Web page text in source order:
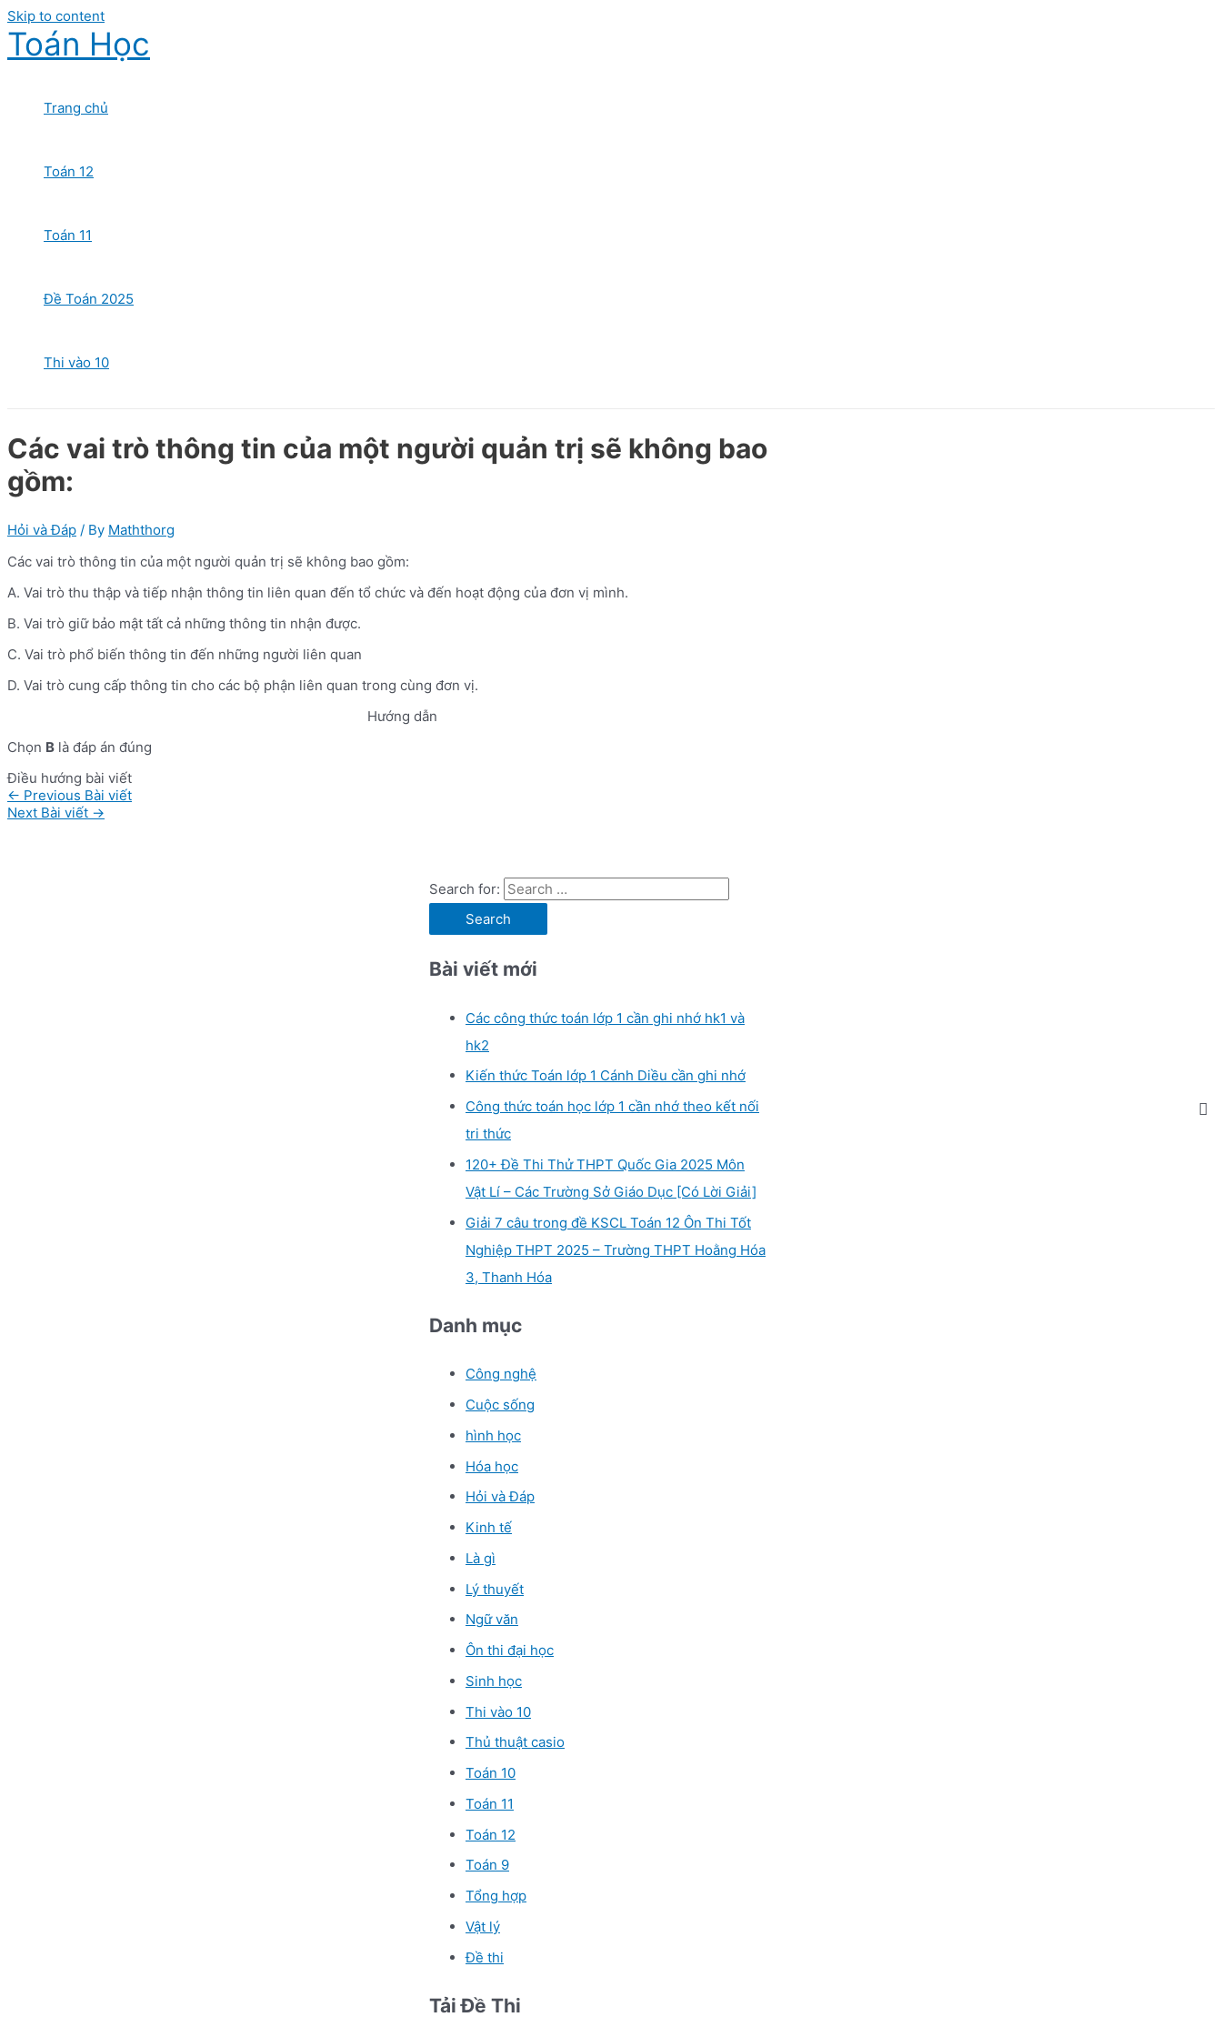
Skip to content
Toán Học
Trang chủ
Toán 12
Toán 11
Đề Toán 2025
Thi vào 10
Các vai trò thông tin của một người quản trị sẽ không bao
gồm:
Hỏi và Đáp / By Maththorg
Các vai trò thông tin của một người quản trị sẽ không bao gồm:
A. Vai trò thu thập và tiếp nhận thông tin liên quan đến tổ chức và đến hoạt động của đơn vị mình.
B. Vai trò giữ bảo mật tất cả những thông tin nhận được.
C. Vai trò phổ biến thông tin đến những người liên quan
D. Vai trò cung cấp thông tin cho các bộ phận liên quan trong cùng đơn vị.
Hướng dẫn
Chọn B là đáp án đúng
Điều hướng bài viết
← Previous Bài viết
Next Bài viết →
Search for:
Bài viết mới
Các công thức toán lớp 1 cần ghi nhớ hk1 và
hk2
Kiến thức Toán lớp 1 Cánh Diều cần ghi nhớ
Công thức toán học lớp 1 cần nhớ theo kết nối
tri thức
120+ Đề Thi Thử THPT Quốc Gia 2025 Môn
Vật Lí – Các Trường Sở Giáo Dục [Có Lời Giải]
Giải 7 câu trong đề KSCL Toán 12 Ôn Thi Tốt
Nghiệp THPT 2025 – Trường THPT Hoằng Hóa
3, Thanh Hóa
Danh mục
Công nghệ
Cuộc sống
hình học
Hóa học
Hỏi và Đáp
Kinh tế
Là gì
Lý thuyết
Ngữ văn
Ôn thi đại học
Sinh học
Thi vào 10
Thủ thuật casio
Toán 10
Toán 11
Toán 12
Toán 9
Tổng hợp
Vật lý
Đề thi
Tải Đề Thi